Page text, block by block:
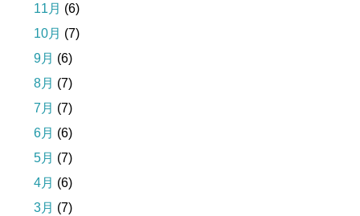
11月 (6)
10月 (7)
9月 (6)
8月 (7)
7月 (7)
6月 (6)
5月 (7)
4月 (6)
3月 (7)